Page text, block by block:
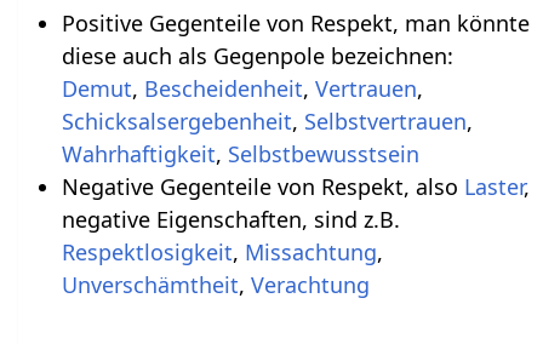
Positive Gegenteile von Respekt, man könnte
diese auch als Gegenpole bezeichnen:
Demut, Bescheidenheit, Vertrauen,
Schicksalsergebenheit, Selbstvertrauen,
Wahrhaftigkeit, Selbstbewusstsein
Negative Gegenteile von Respekt, also Laster,
negative Eigenschaften, sind z.B.
Respektlosigkeit, Missachtung,
Unverschämtheit, Verachtung